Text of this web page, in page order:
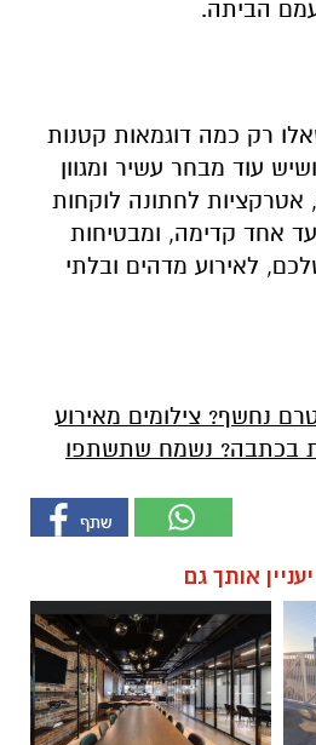
הביתה.
רק כמה דוגמאות קטנות
עוד מבחר עשיר ומגוון
אטרקציות לחתונה לוקחות
אחד קדימה, ומבטיחות
לאירוע מדהים ובלתי
נחשף? צילומים מאירוע
בכתבה? נשמח שתשתפו
אותך גם